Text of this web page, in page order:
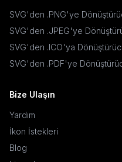
SVG'den .PNG'ye
SVG'den .JPEG'ye
SVG'den .ICO'ya
SVG'den .PDF'ye
Bize Ulaşın
Yardım
İkon İstekleri
Blog